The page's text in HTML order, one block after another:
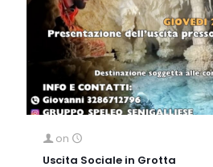
on
Uscita Sociale in Grotta